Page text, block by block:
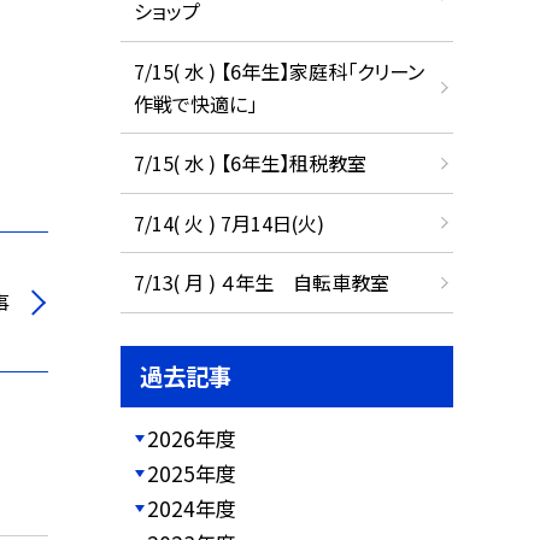
ショップ
7/15( 水 ) 【6年生】家庭科「クリーン
作戦で快適に」
7/15( 水 ) 【6年生】租税教室
7/14( 火 ) 7月14日(火)
7/13( 月 ) ４年生 自転車教室
過去記事
2026年度
2025年度
2024年度